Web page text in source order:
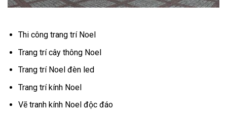
Thi công trang trí Noel
Trang trí cây thông Noel
Trang trí Noel đèn led
Trang trí kính Noel
Vẽ tranh kính Noel độc đáo